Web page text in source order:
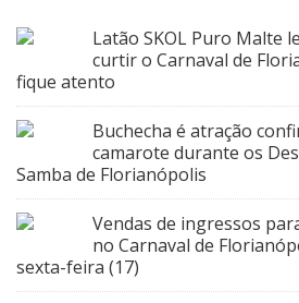
Latão SKOL Puro Malte
curtir o Carnaval de
fique atento
Buchecha é atração
camarote durante os
Samba de Florianópolis
Vendas de ingressos
no Carnaval de
sexta-feira (17)